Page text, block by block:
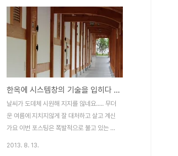
사와 전통을 자랑하고 있지만 베르겐츠 페스
티발은 비교적 뒤늦게 시작하여 최근에야 널
리 알려진 축제입니다. 그리고 사실 오스트리
아의 휴양도시 브레겐츠는 해마다 열리는 오
페라 축제가 아니었다면 지금도 우리에게 생
소한 이름이었을 것입니다. 오스트리아와 독
일은 물론 스위스까지 펼쳐진 드넓은 ‘보덴
제’(See는 독일어로 호수를 뜻한다)를 끼고
있는 오스트리아의 아름다운 휴양도시이지만
비슷한 조건의 마을이나 도시들은 ..
한옥에 시스템창의 기술을 입히다 vol.1 [여수 오동재 한옥호텔 ]
날씨가 도데체 시원해 지지를 않네요..... 무더
운 여름에 지치지않게 잘 대처하고 살고 계신
가요 이번 포스팅은 폭발적으로 불고 있는 전
2013. 8. 13.